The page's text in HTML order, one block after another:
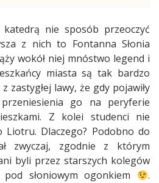
nie sposób przeoczyć
z nich to Fontanna Słonia
wokół niej mnóstwo legend i
miasta są tak bardzo
zastygłej lawy, że gdy pojawiły
go na peryferie
Z kolei studenci nie
Dlaczego? Podobno do
zwyczaj, zgodnie z którym
byli przez starszych kolegów
pod słoniowym ogonkiem
.